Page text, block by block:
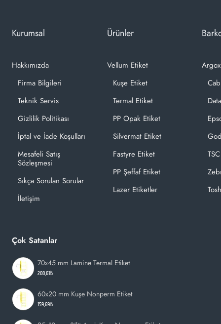
Kurumsal
Hakkımızda
Firma Bilgileri
Teknik Servis
Gizlilik Politikası
İptal ve İade Koşulları
Mesafeli Satış
Sözleşmesi
Sıkça Sorulan Sorular
İletişim
Ürünler
Vellum Etiket
Kuşe Etiket
Termal Etiket
PP Opak Etiket
Silvermat Etiket
Fastyre Etiket
PP Şeffaf Etiket
Lazer Etiketler
Çok Satanlar
70x45 mm Lamine Termal Etiket
200,61₺
60x20 mm Kuşe Nonperm Etiket
159,69₺